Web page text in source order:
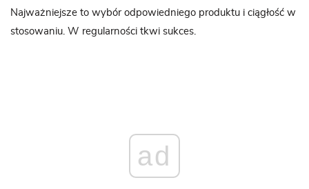
Najważniejsze to wybór odpowiedniego produktu i ciągłość w
stosowaniu. W regularności tkwi sukces.
ad